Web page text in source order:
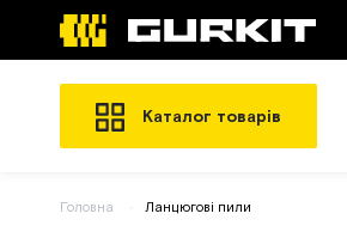
Каталог товарів
Головна Ланцюгові пили